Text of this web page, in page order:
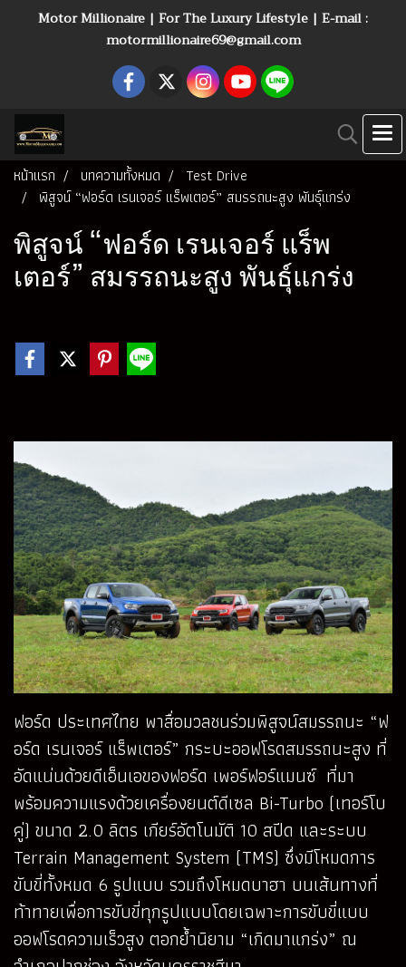
Motor Millionaire | For The Luxury Lifestyle | E-mail :
motormillionaire69@gmail.com
หน้าแรก บทความทั้งหมด
Test Drive
พิสูจน์ “ฟอร์ด เรนเจอร์ แร็พเตอร์” สมรรถนะสูง พันธุ์แกร่ง
พิสูจน์ “ฟอร์ด เรนเจอร์ แร็พ
เตอร์” สมรรถนะสูง พันธุ์แกร่ง
ฟอร์ด ประเทศไทย พาสื่อมวลชนร่วมพิสูจน์สมรรถนะ “ฟ
อร์ด เรนเจอร์ แร็พเตอร์” กระบะออฟโรดสมรรถนะสูง ที่
อัดแน่นด้วยดีเอ็นเอของฟอร์ด เพอร์ฟอร์แมนซ์ ที่มา
พร้อมความแรงด้วยเครื่องยนต์ดีเซล Bi-Turbo (เทอร์โบ
คู่) ขนาด 2.0 ลิตร เกียร์อัตโนมัติ 10 สปีด และระบบ
Terrain Management System (TMS) ซึ่งมีโหมดการ
ขับขี่ทั้งหมด 6 รูปแบบ รวมถึงโหมดบาฮา บนเส้นทางที่
ท้าทายเพื่อการขับขี่ทุกรูปแบบโดยเฉพาะการขับขี่แบบ
ออฟโรดความเร็วสูง ตอกย้ำนิยาม “เกิดมาแกร่ง” ณ